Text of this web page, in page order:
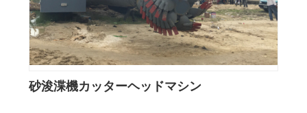
砂浚渫機カッターヘッドマシン